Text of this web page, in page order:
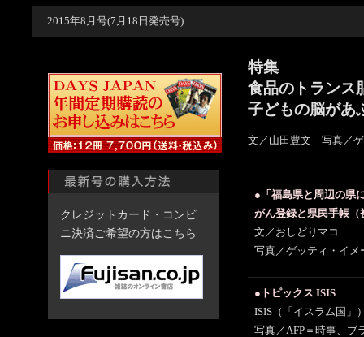
2015年8月号(7月18日発売号)
クレジットカード・コンビ
ニ決済ご希望の方はこちら
特集
食品のトランス
子どもの脳があ
文／山田豊文 写真／ゲ
●「福島県と周辺の県
がん登録と県民手帳（
文／おしどりマコ
写真／ゲッティ・イメ
●トピックス ISIS
ISIS（「イスラム国」
写真／AFP＝時事、ブ